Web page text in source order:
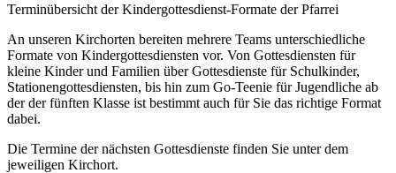
Terminübersicht der Kindergottesdienst-Formate der Pfarrei
An unseren Kirchorten bereiten mehrere Teams unterschiedliche
Formate von Kindergottesdiensten vor. Von Gottesdiensten für
kleine Kinder und Familien über Gottesdienste für Schulkinder,
Stationengottesdiensten, bis hin zum Go-Teenie für Jugendliche ab
der der fünften Klasse ist bestimmt auch für Sie das richtige Format
dabei.
Die Termine der nächsten Gottesdienste finden Sie unter dem
jeweiligen Kirchort.